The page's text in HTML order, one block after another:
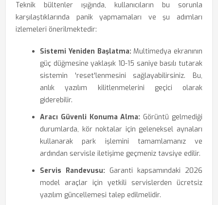
Teknik bültenler ışığında, kullanıcıların bu sorunla
karşılaştıklarında panik yapmamaları ve şu adımları
izlemeleri önerilmektedir:
Sistemi Yeniden Başlatma: Multimedya ekranının
güç düğmesine yaklaşık 10-15 saniye basılı tutarak
sistemin 'reset'lenmesini sağlayabilirsiniz. Bu,
anlık yazılım kilitlenmelerini geçici olarak
giderebilir.
Aracı Güvenli Konuma Alma: Görüntü gelmediği
durumlarda, kör noktalar için geleneksel aynaları
kullanarak park işlemini tamamlamanız ve
ardından servisle iletişime geçmeniz tavsiye edilir.
Servis Randevusu: Garanti kapsamındaki 2026
model araçlar için yetkili servislerden ücretsiz
yazılım güncellemesi talep edilmelidir.